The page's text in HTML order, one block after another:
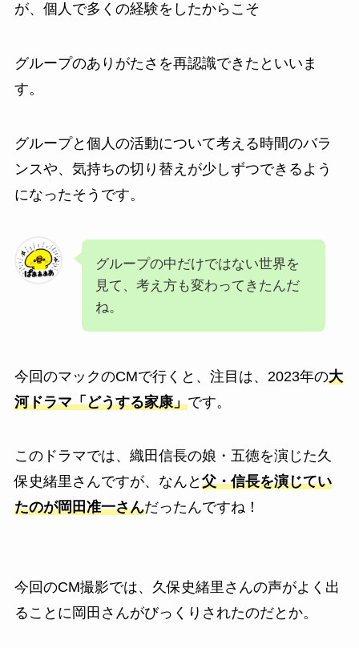
が、個人で多くの経験をしたからこそ
グループのありがたさを再認識できたといいま
す。
グループと個人の活動について考える時間のバラ
ンスや、気持ちの切り替えが少しずつできるよう
になったそうです。
グループの中だけではない世界を
見て、考え方も変わってきたんだ
ね。
今回のマックのCMで行くと、注目は、2023年の大
河ドラマ「どうする家康」です。
このドラマでは、 織田信長の娘・五徳を演じた久
保史緒里さんですが、なんと 父・信長を演じてい
たのが岡田准一さんだったんですね！
今回のCM撮影では、久保史緒里さんの声がよく出
ることに岡田さんがびっくりされたのだとか。